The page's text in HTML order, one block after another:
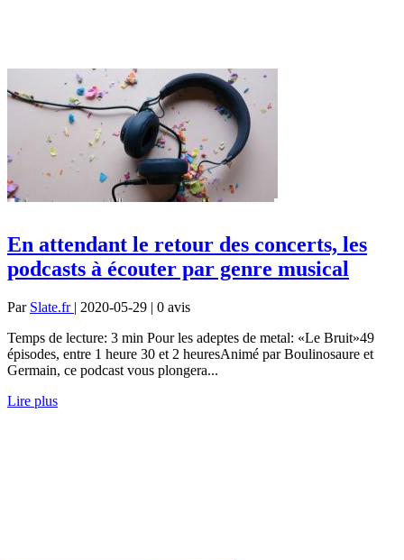
En attendant le retour des concerts, les
podcasts à écouter par genre musical
Par Slate.fr | 2020-05-29 | 0 avis
Temps de lecture: 3 min Pour les adeptes de metal: «Le Bruit»49
épisodes, entre 1 heure 30 et 2 heuresAnimé par Boulinosaure et
Germain, ce podcast vous plongera...
Lire plus